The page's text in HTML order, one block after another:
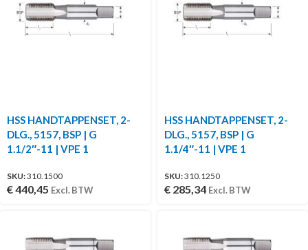
HSS HANDTAPPENSET, 2-
DLG., 5157, BSP | G
1.1/2″-11 | VPE 1
SKU:310.1500
€440,45 Excl. BTW
HSS HANDTAPPENSET, 2-
DLG., 5157, BSP | G
1.1/4″-11 | VPE 1
SKU:310.1250
€ 285,34 Excl. BTW